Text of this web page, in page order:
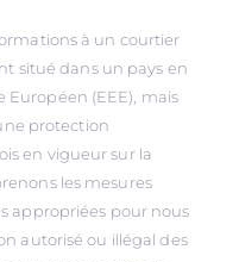
à un courtier
situé dans un pays en
(EEE), mais
protection
en vigueur sur la
les mesures
appropriées pour nous
autorisé ou illégal des